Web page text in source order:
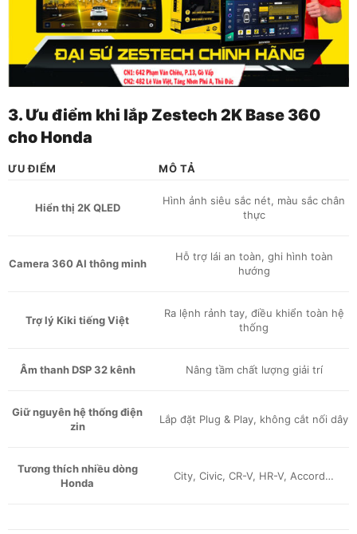
3. Ưu điểm khi lắp Zestech 2K Base 360
cho Honda
ƯU ĐIỂM MÔ TẢ
Hiển thị 2K QLED
Hình ảnh siêu sắc nét, màu sắc chân
thực
Camera 360 AI thông minh
Hỗ trợ lái an toàn, ghi hình toàn
hướng
Trợ lý Kiki tiếng Việt
Ra lệnh rảnh tay, điều khiển toàn hệ
thống
Âm thanh DSP 32 kênh Nâng tầm chất lượng giải trí
Giữ nguyên hệ thống điện
zin
Lắp đặt Plug & Play, không cắt nối dây
Tương thích nhiều dòng
Honda
City, Civic, CR-V, HR-V, Accord…